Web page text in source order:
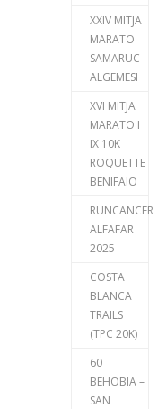
XXIV MITJA
MARATO
SAMARUC –
ALGEMESI
XVI MITJA
MARATO I
IX 10K
ROQUETTE
BENIFAIO
RUNCANCER
ALFAFAR
2025
COSTA
BLANCA
TRAILS
(TPC 20K)
60
BEHOBIA –
SAN